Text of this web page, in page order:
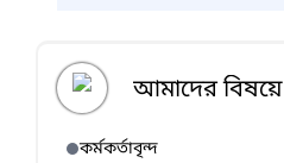
আমাদের বিষয়ে
কর্মকর্তাবৃন্দ